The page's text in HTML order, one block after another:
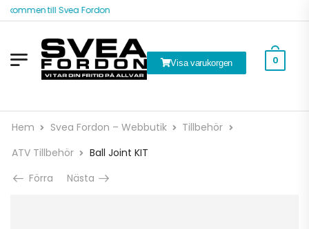
till Svea Fordon
Visa varukorgen 0
Hem Svea Fordon – Webbutik
Tillbehör
ATV Tillbehör
Ball Joint KIT
Förra
Nästa